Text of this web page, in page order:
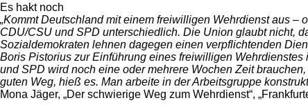
Es hakt noch
„Kommt Deutschland mit einem freiwilligen Wehrdienst aus
CDU/CSU und SPD unterschiedlich. Die Union glaubt nicht,
Sozialdemokraten lehnen dagegen einen verpflichtenden
Boris Pistorius zur Einführung eines freiwilligen
und SPD wird noch eine oder mehrere Wochen Zeit
guten Weg, hieß es. Man arbeite in der Arbeitsgruppe
Mona Jäger, „Der schwierige Weg zum Wehrdienst“,